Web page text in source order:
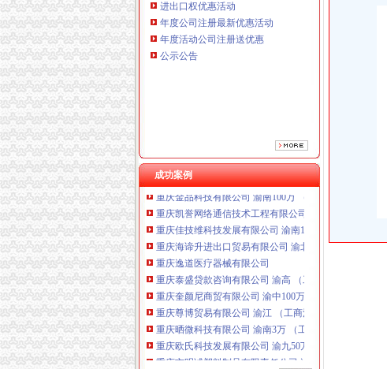
进出口权优惠活动
年度公司注册最新优惠活动
年度活动公司注册送优惠
公示公告
成功案例
重庆欧氏科技发展有限公司 渝九50万 （进出口权）
重庆市明诚塑料制品有限责任公司 渝高100万 （进出口
重庆金品科技有限公司 渝南100万 （进出口权）
重庆凯誉网络通信技术工程有限公司 渝中300万 （工商
重庆佳技维科技发展有限公司 渝南100万 （进出口权）
重庆海谛升进出口贸易有限公司 渝北100万 （进出口权）
重庆逸道医疗器械有限公司
重庆泰盛贷款咨询有限公司 渝高 （工商注册）
重庆奎颜尼商贸有限公司 渝中100万 （工商注册）
重庆尊博贸易有限公司 渝江 （工商注册）
重庆晒微科技有限公司 渝南3万 （工商注册）
重庆欧氏科技发展有限公司 渝九50万 （进出口权）
重庆市明诚塑料制品有限责任公司 渝高100万 （进出口
重庆金品科技有限公司 渝南100万 （进出口权）